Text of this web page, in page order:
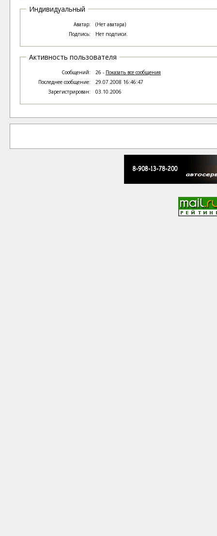
Индивидуальный
Аватар:
(Нет аватара)
Подпись:
Нет подписи.
Активность пользователя
Сообщений: 26 - Показать все сообщения
Последнее сообщение:
29.07.2008 16:46:47
Зарегистрирован:
03.10.2006